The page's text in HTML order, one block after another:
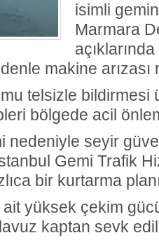
isimli
Marmara
makine arızası
telsizle bildirmesi
bölgede acil
nedeniyle seyir
Gemi Trafik
bir kurtarma
yüksek çekim
kaptan sevk